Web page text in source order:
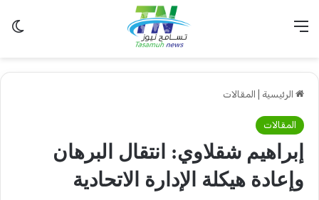
القائمة
الرئيسية المقالات
المقالات
إبراهيم شقلاوي: انتقال البرهان
وإعادة هيكلة الإدارة الاتحادية